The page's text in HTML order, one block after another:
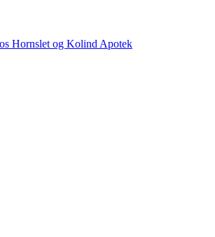
Hornslet og Kolind Apotek